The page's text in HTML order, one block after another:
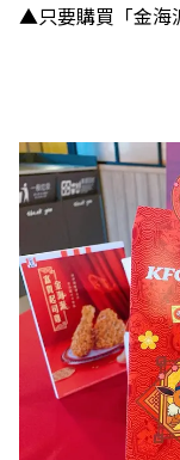
▲只要購買「金海